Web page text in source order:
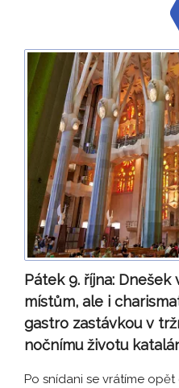
Pátek 9. října: Dnešek
místům, ale i
gastro zastávkou v
nočnímu životu
Po snídani se vrátíme